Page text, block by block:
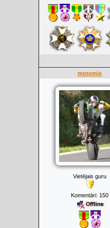
motomix
Vietējais guru
Komentāri: 150